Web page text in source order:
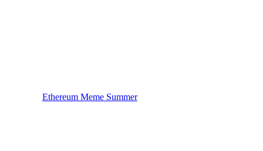
Ethereum Meme Summer